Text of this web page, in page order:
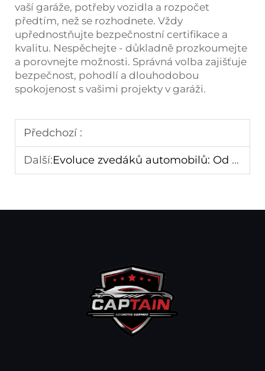
vaší garáže, potřeby vozidla a rozpočet
předtím, než se rozhodnete. Vždy
upřednostňujte bezpečnostní certifikace a
kvalitu. Nespěchejte - důkladně prozkoumejte
a porovnejte možnosti. Správná volba zajišťuje
bezpečnost, pohodlí a dlouhodobou
spokojenost s vašimi projekty v garáži.
Předchozí :
Další:Evoluce zvedáků automobilů: Od jednoduchých po sofistikované